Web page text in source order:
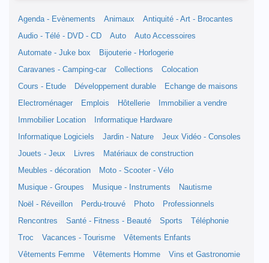
Agenda - Evènements Animaux
Antiquité - Art - Brocantes
Audio - Télé - DVD - CD
Auto
Auto Accessoires
Automate - Juke box
Bijouterie - Horlogerie
Caravanes - Camping-car
Collections
Colocation
Cours - Etude
Développement durable
Echange de maisons
Electroménager
Emplois Hôtellerie
Immobilier a vendre
Immobilier Location
Informatique Hardware
Informatique Logiciels
Jardin - Nature
Jeux Vidéo - Consoles
Jouets - Jeux
Livres
Matériaux de construction
Meubles - décoration
Moto - Scooter - Vélo
Musique - Groupes
Musique - Instruments
Nautisme
Noël - Réveillon
Perdu-trouvé Photo
Professionnels
Rencontres
Santé - Fitness - Beauté Sports
Téléphonie
Troc
Vacances - Tourisme
Vêtements Enfants
Vêtements Femme
Vêtements Homme Vins et Gastronomie